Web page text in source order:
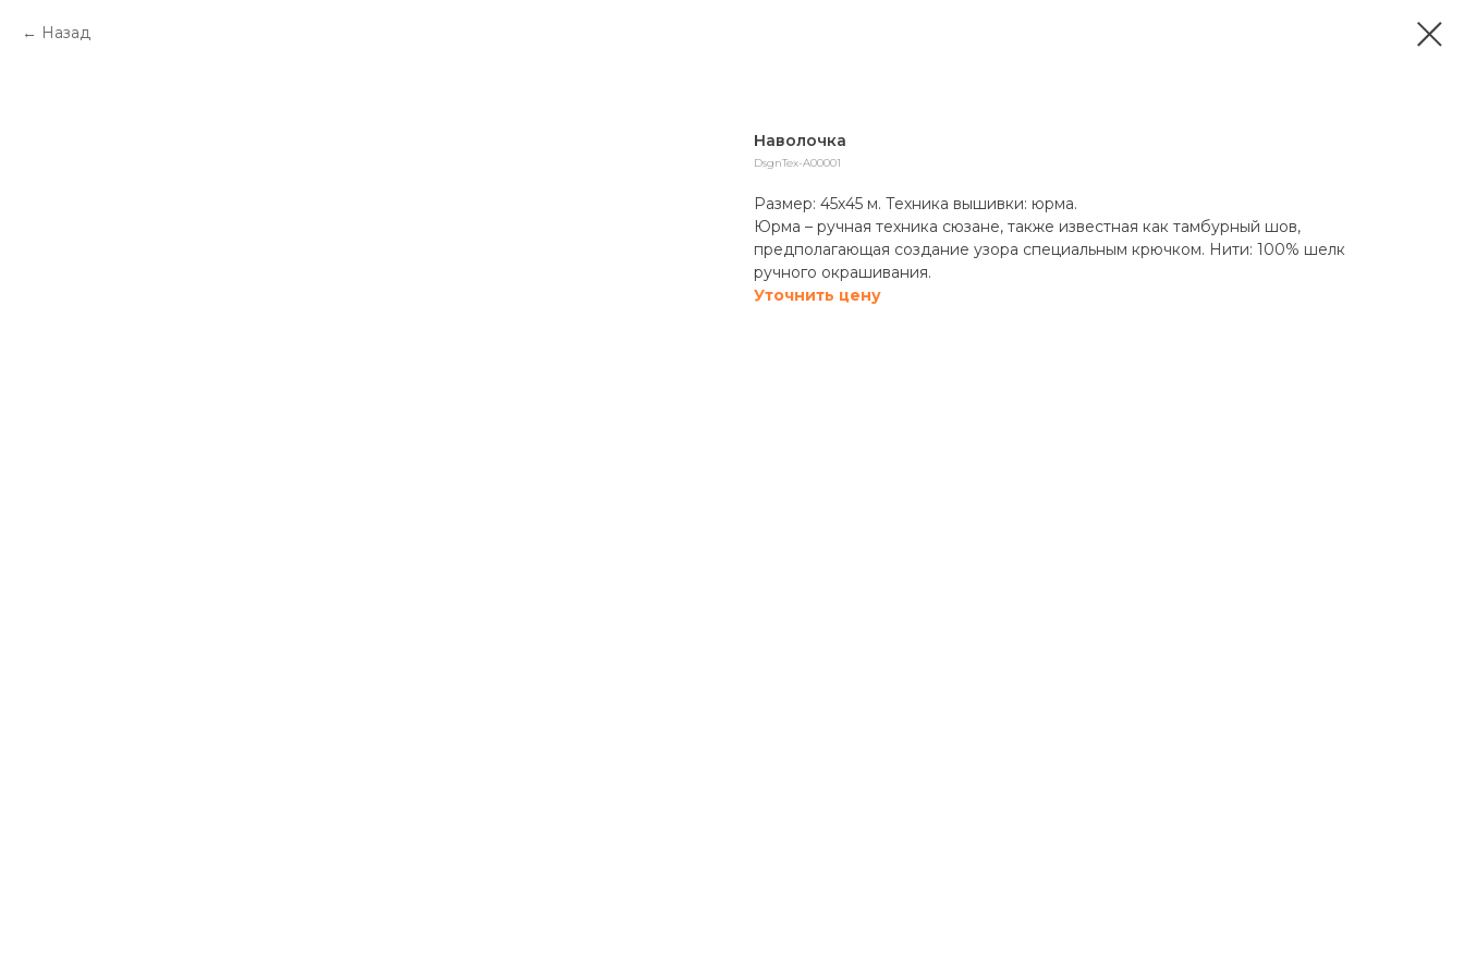
Назад
Наволочка
DsgnTex-A00001
Размер: 45х45 м. Техника вышивки: юрма.
Юрма – ручная техника сюзане, также известная как тамбурный шов,
предполагающая создание узора специальным крючком. Нити: 100% шелк
ручного окрашивания.
Уточнить цену